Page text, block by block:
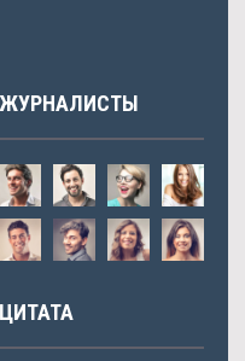
ЖУРНАЛИСТЫ
ЦИТАТА